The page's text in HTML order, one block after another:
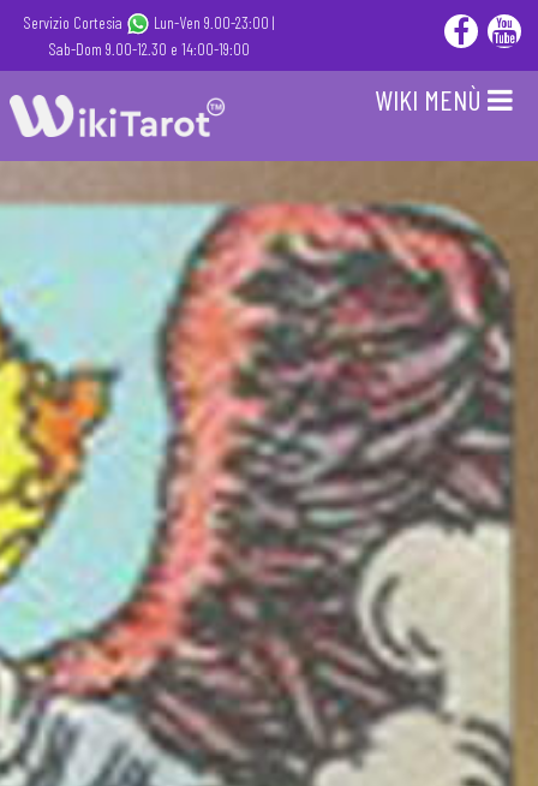
Servizio Cortesia
Lun-Ven 9.00-23:00 |
Sab-Dom 9.00-12.30 e 14:00-19:00
WIKI MENÙ